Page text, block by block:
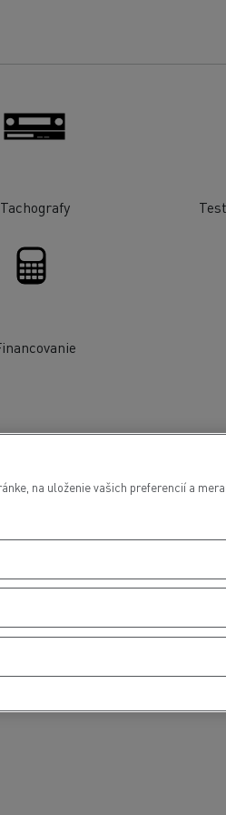
Tachografy
na uloženie vašich preferencií a